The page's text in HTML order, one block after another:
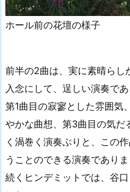
ホール前の花壇の様子
前半の2曲は、実に素晴らし
入念にして、逞しい演奏であ
第1曲目の寂寥とした雰囲気
やかな曲想、第3曲目の気だ
く渦巻く演奏ぶりと、この
うことのできる演奏でありま
続くヒンデミットでは、谷